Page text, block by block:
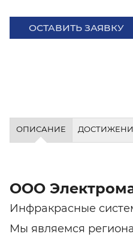
ОСТАВИТЬ ЗАЯВКУ
ОПИСАНИЕ
ООО
Инфракрасные
Мы являемся